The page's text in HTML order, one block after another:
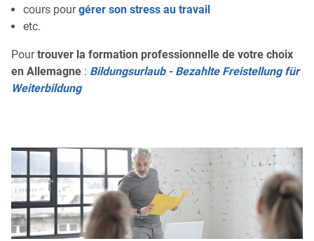
cours pourgérer son stress au travail
etc.
Pourtrouver la formation professionnelle de votre choix
en Allemagne : Bildungsurlaub - Bezahlte Freistellung für
Weiterbildung